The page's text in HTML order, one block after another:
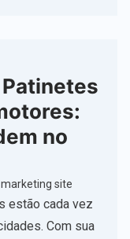
no
marketing site
estão cada vez
Com sua